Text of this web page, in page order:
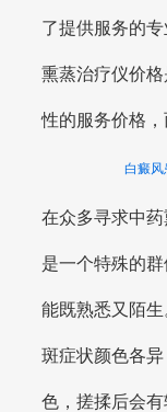
了提供服务的
熏蒸治疗仪价
性的服务价格，
白癜风
在众多寻求中
是一个特殊的
能既熟悉又陌
斑症状颜色各
色，搓揉后会